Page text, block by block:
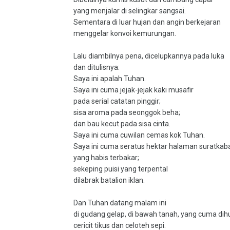
yang menjalar di selingkar sangsai.
Sementara di luar hujan dan angin berkejaran
menggelar konvoi kemurungan.
Lalu diambilnya pena, dicelupkannya pada luka
dan ditulisnya:
Saya ini apalah Tuhan.
Saya ini cuma jejak-jejak kaki musafir
pada serial catatan pinggir;
sisa aroma pada seonggok beha;
dan bau kecut pada sisa cinta.
Saya ini cuma cuwilan cemas kok Tuhan.
Saya ini cuma seratus hektar halaman
yang habis terbakar;
sekeping puisi yang terpental
dilabrak batalion iklan.
Dan Tuhan datang malam ini
di gudang gelap, di bawah tanah, yang cuma
cericit tikus dan celoteh sepi.